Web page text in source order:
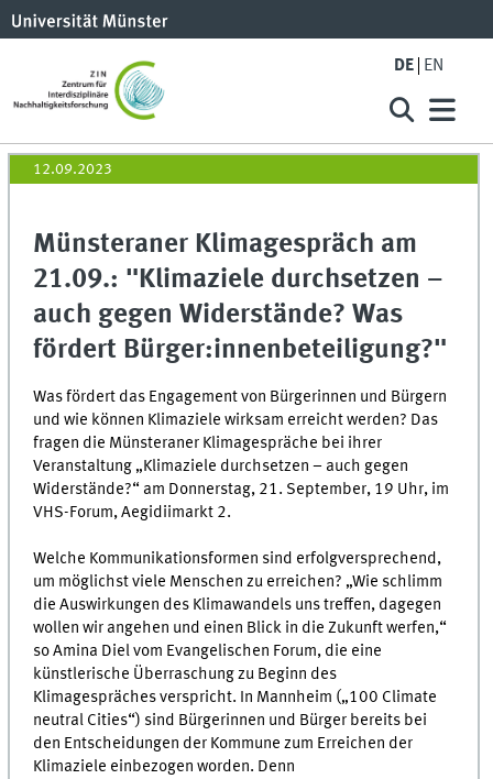
DE EN
12.09.2023
Münsteraner Klimagespräch am
21.09.: "Klimaziele durchsetzen –
auch gegen Widerstände? Was
fördert Bürger:innenbeteiligung?"
Was fördert das Engagement von Bürgerinnen und Bürgern
und wie können Klimaziele wirksam erreicht werden? Das
fragen die Münsteraner Klimagespräche bei ihrer
Veranstaltung „Klimaziele durchsetzen – auch gegen
Widerstände?“ am Donnerstag, 21. September, 19 Uhr, im
VHS-Forum, Aegidiimarkt 2.
Welche Kommunikationsformen sind erfolgversprechend,
um möglichst viele Menschen zu erreichen? „Wie schlimm
die Auswirkungen des Klimawandels uns treffen, dagegen
wollen wir angehen und einen Blick in die Zukunft werfen,“
so Amina Diel vom Evangelischen Forum, die eine
künstlerische Überraschung zu Beginn des
Klimagespräches verspricht. In Mannheim („100 Climate
neutral Cities“) sind Bürgerinnen und Bürger bereits bei
den Entscheidungen der Kommune zum Erreichen der
Klimaziele einbezogen worden. Denn